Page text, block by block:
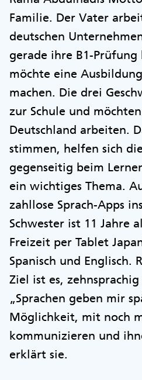
Familie. Der Vater
deutschen
gerade ihre B1-Prüfung
möchte eine
machen. Die drei
zur Schule und
Deutschland arbeiten.
stimmen, helfen sich
gegenseitig beim
ein wichtiges Thema.
zahllose Sprach-Apps
Schwester ist 11 Jahre
Freizeit per Tablet
Spanisch und Englisch.
Ziel ist es,
„Sprachen geben mir
Möglichkeit, mit noch
kommunizieren und
erklärt sie.